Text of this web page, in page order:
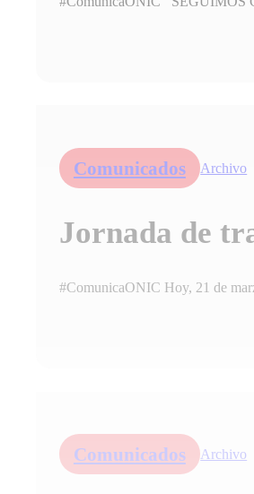
Comunicados Archivo
Jornada de
#ComunicaONIC Hoy, 21 de
Comunicados Archivo